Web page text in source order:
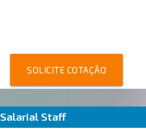
SOLICITE COTAÇÃO
Staff